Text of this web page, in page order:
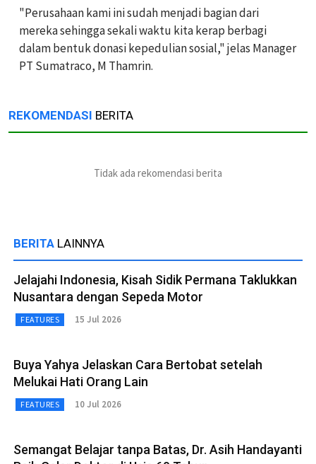
"Perusahaan kami ini sudah menjadi bagian dari
mereka sehingga sekali waktu kita kerap berbagi
dalam bentuk donasi kepedulian sosial," jelas Manager
PT Sumatraco, M Thamrin.
REKOMENDASI BERITA
Tidak ada rekomendasi berita
BERITA LAINNYA
Jelajahi Indonesia, Kisah Sidik Permana Taklukkan
Nusantara dengan Sepeda Motor
FEATURES 15 Jul 2026
Buya Yahya Jelaskan Cara Bertobat setelah
Melukai Hati Orang Lain
FEATURES 10 Jul 2026
Semangat Belajar tanpa Batas, Dr. Asih Handayanti